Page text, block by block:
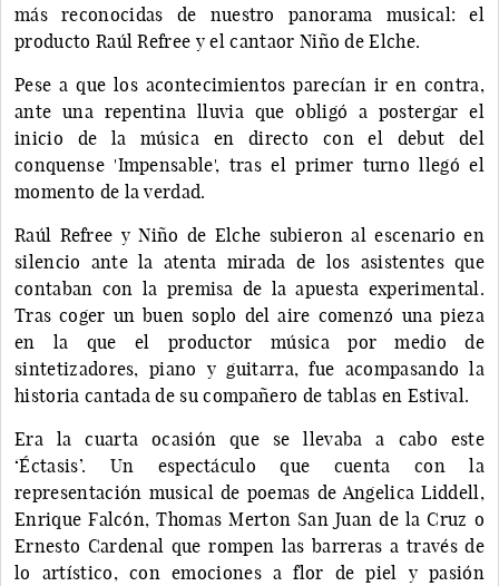
más reconocidas de nuestro panorama musical: el
producto Raúl Refree y el cantaor Niño de Elche.
Pese a que los acontecimientos parecían ir en contra,
ante una repentina lluvia que obligó a postergar el
inicio de la música en directo con el debut del
conquense 'Impensable', tras el primer turno llegó el
momento de la verdad.
Raúl Refree y Niño de Elche subieron al escenario en
silencio ante la atenta mirada de los asistentes que
contaban con la premisa de la apuesta experimental.
Tras coger un buen soplo del aire comenzó una pieza
en la que el productor música por medio de
sintetizadores, piano y guitarra, fue acompasando la
historia cantada de su compañero de tablas en Estival.
Era la cuarta ocasión que se llevaba a cabo este
‘Éctasis’. Un espectáculo que cuenta con la
representación musical de poemas de Angelica Liddell,
Enrique Falcón, Thomas Merton San Juan de la Cruz o
Ernesto Cardenal que rompen las barreras a través de
lo artístico, con emociones a flor de piel y pasión